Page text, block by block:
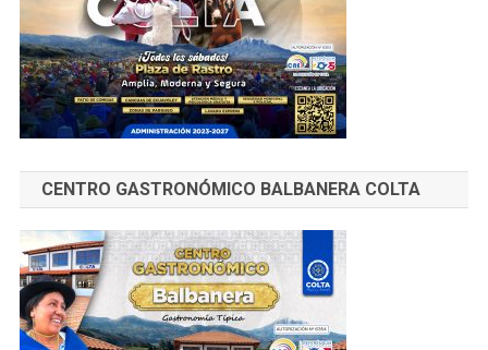
CENTRO GASTRONÓMICO BALBANERA COLTA